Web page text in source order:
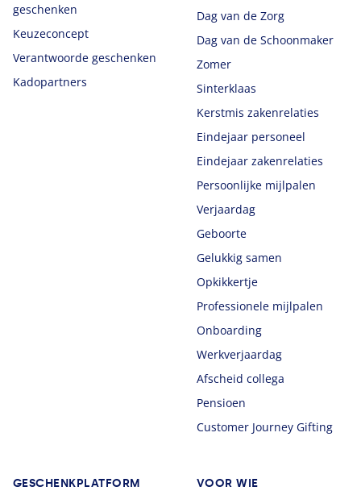
geschenken
Keuzeconcept
Verantwoorde geschenken
Kadopartners
Dag van de Zorg
Dag van de Schoonmaker
Zomer
Sinterklaas
Kerstmis zakenrelaties
Eindejaar personeel
Eindejaar zakenrelaties
Persoonlijke mijlpalen
Verjaardag
Geboorte
Gelukkig samen
Opkikkertje
Professionele mijlpalen
Onboarding
Werkverjaardag
Afscheid collega
Pensioen
Customer Journey Gifting
GESCHENKPLATFORM VOOR WIE